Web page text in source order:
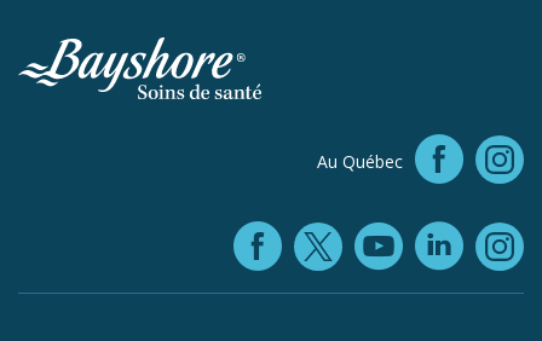
Au Québec
Facebook
X (opens